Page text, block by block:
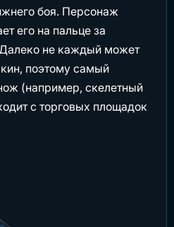
боя. Персонаж
его на пальце за
не каждый может
поэтому самый
(например, скелетный
с торговых площадок